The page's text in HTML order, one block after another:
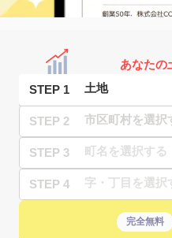
あなたの
STEP 1
STEP 2
STEP 3
STEP 4
完全無料